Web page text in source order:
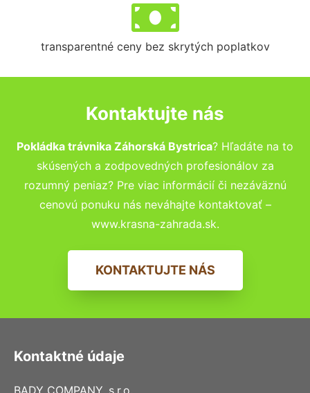
transparentné ceny bez skrytých poplatkov
Kontaktujte nás
Pokládka trávnika Záhorská Bystrica? Hľadáte na to
skúsených a zodpovedných profesionálov za
rozumný peniaz? Pre viac informácií či nezáväznú
cenovú ponuku nás neváhajte kontaktovať –
www.krasna-zahrada.sk.
KONTAKTUJTE NÁS
Kontaktné údaje
BADY COMPANY, s.r.o.